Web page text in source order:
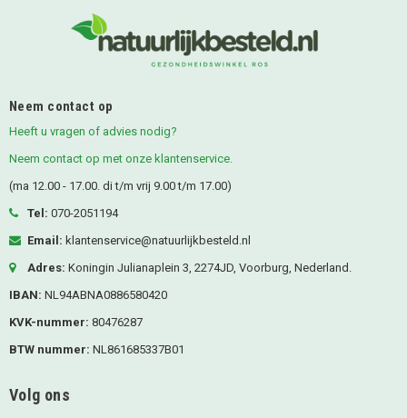
Neem contact op
Heeft u vragen of advies nodig?
Neem contact op met onze klantenservice.
(ma 12.00 - 17.00. di t/m vrij 9.00 t/m 17.00)
Tel: 070-2051194
Email: klantenservice@natuurlijkbesteld.nl
Adres: Koningin Julianaplein 3, 2274JD, Voorburg, Nederland.
IBAN: NL94ABNA0886580420
KVK-nummer: 80476287
BTW nummer: NL861685337B01
Volg ons